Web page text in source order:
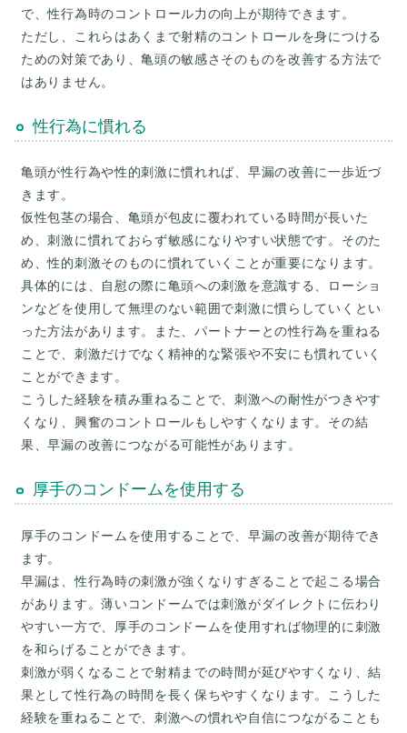
で、性行為時のコントロール力の向上が期待できます。
ただし、これらはあくまで射精のコントロールを身につける
ための対策であり、亀頭の敏感さそのものを改善する方法で
性行為に慣れる
亀頭が性行為や性的刺激に慣れれば、早漏の改善に一歩近づ
きます。
仮性包茎の場合、亀頭が包皮に覆われている時間が長いた
め、刺激に慣れておらず敏感になりやすい状態です。そのた
め、性的刺激そのものに慣れていくことが重要になります。
具体的には、自慰の際に亀頭への刺激を意識する、ローショ
ンなどを使用して無理のない範囲で刺激に慣らしていくとい
った方法があります。また、パートナーとの性行為を重ねる
ことで、刺激だけでなく精神的な緊張や不安にも慣れていく
ことができます。
こうした経験を積み重ねることで、刺激への耐性がつきやす
くなり、興奮のコントロールもしやすくなります。その結
厚手のコンドームを使用する
厚手のコンドームを使用することで、早漏の改善が期待でき
ます。
早漏は、性行為時の刺激が強くなりすぎることで起こる場合
があります。薄いコンドームでは刺激がダイレクトに伝わり
やすい一方で、厚手のコンドームを使用すれば物理的に刺激
を和らげることができます。
刺激が弱くなることで射精までの時間が延びやすくなり、結
果として性行為の時間を長く保ちやすくなります。こうした
経験を重ねることで、刺激への慣れや自信につながることも